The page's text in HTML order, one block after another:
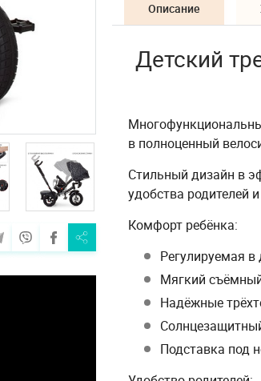
Описание
Детский
в полноценный
Стильный дизайн в
удобства родителей
Комфорт ребёнка:
Регулируемая
Мягкий
Надёжные
Подставка под